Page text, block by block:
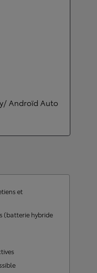
Androïd Auto
et
(batterie hybride